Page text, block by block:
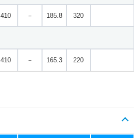
410 － 185.8 320
410 － 165.3 220